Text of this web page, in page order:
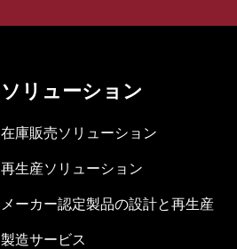
ソリューション
在庫販売ソリューション
再生産ソリューション
メーカー認定製品の設計と再生産
製造サービス